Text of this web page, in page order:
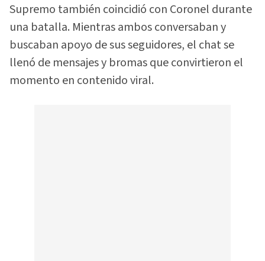
Supremo también coincidió con Coronel durante
una batalla. Mientras ambos conversaban y
buscaban apoyo de sus seguidores, el chat se
llenó de mensajes y bromas que convirtieron el
momento en contenido viral.